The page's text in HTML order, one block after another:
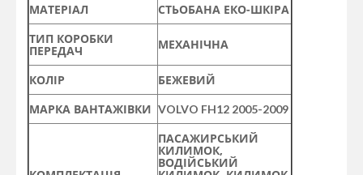
МАТЕРІАЛ
СТЬОБАНА ЕКО-ШКІРА
ТИП КОРОБКИ
ПЕРЕДАЧ МЕХАНІЧНА
КОЛІР
БЕЖЕВИЙ
МАРКА ВАНТАЖІВКИ VOLVO FH12 2005-2009
ПАСАЖИРСЬКИЙ
КИЛИМОК,
ВОДІЙСЬКИЙ